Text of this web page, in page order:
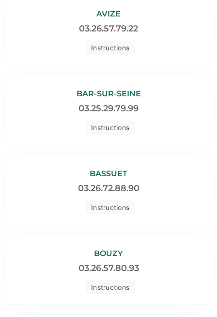
Instructions
AVIZE
03.26.57.79.22
Instructions
BAR-SUR-SEINE
03.25.29.79.99
Instructions
BASSUET
03.26.72.88.90
Instructions
BOUZY
03.26.57.80.93